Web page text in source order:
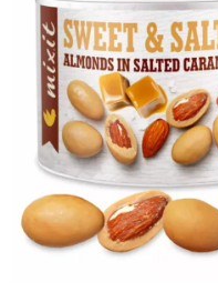
VITAMÍNY
DOPRAVA A PLATBA
VELKOOBCHOD
KONTAKTY